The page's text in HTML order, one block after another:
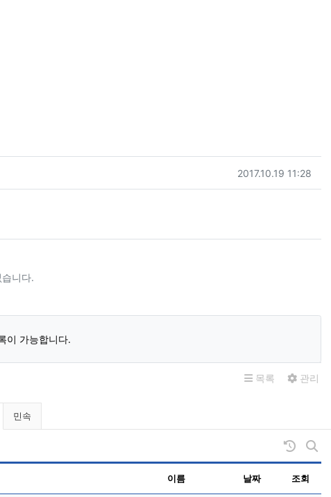
드 등록일
2017.10.19 11:28
니다.
이 가능합니다.
목록 관리
민속
날짜순
게
이름 날짜 조회